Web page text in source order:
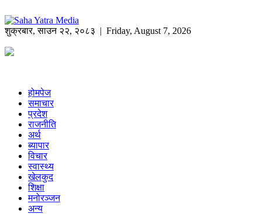
शुक्रबार,साउन २२, २०८३ | Friday, August 7, 2026
होमपेज
समाचार
प्रदेश
राजनीति
अर्थ
ब्यापार
विचार
स्वास्थ्य
खेलकुद
शिक्षा
मनोरञ्जन
अन्य